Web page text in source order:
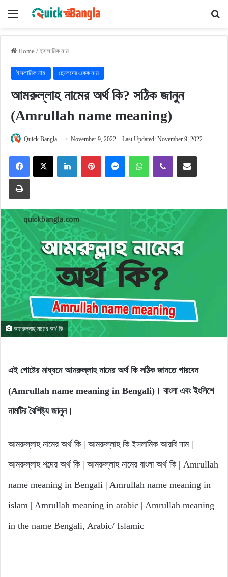
Menu
Home / ইসলামিক নাম
ইসলামিক নাম ছেলেদের একক নাম
আমরুল্লাহ নামের অর্থ কি? সঠিক জানুন
(Amrullah name meaning)
Quick Bangla November 9, 2022 Last Updated: November 9, 2022
FacebookX LinkedInPinterestMessengerWhatsAppViber Share via Email
Print
আমরুল্লাহ নামের অর্থ কি
এই পোষ্টের মাধ্যমে আমরুল্লাহ নামের অর্থ কি সঠিক জানতে পারবেন
(Amrullah name meaning in Bengali)। বাংলা এবং ইংলিশে
নামটির বৈশিষ্ট্য জানুন।
আমরুল্লাহ নামের অর্থ কি | আমরুল্লাহ কি ইসলামিক আরবি নাম |
আমরুল্লাহ শব্দের অর্থ কি | আমরুল্লাহ নামের বাংলা অর্থ কি | Amrullah
name meaning in Bengali | Amrullah name meaning in
islam | Amrullah meaning in arabic | Amrullah meaning
in the name Bengali, Arabic/ Islamic